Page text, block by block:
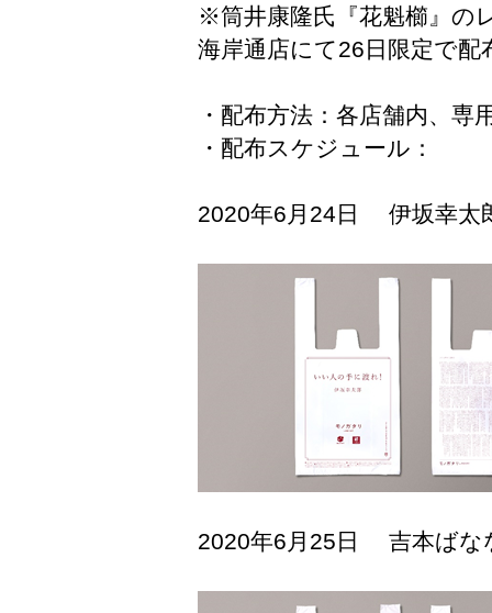
※筒井康隆氏『花魁櫛』の
海岸通店にて26日限定で配
・配布方法：各店舗内、専
・配布スケジュール：
2020年6月24日 伊坂幸太
2020年6月25日 吉本ばな